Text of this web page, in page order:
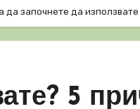
да започнете да
5